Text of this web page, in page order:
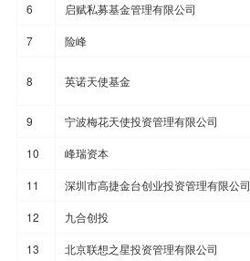
6 启赋私募基金管理有限公司
7 险峰
8 英诺天使基金
9 宁波梅花天使投资管理有限公司
10 峰瑞资本
11 深圳市高捷金台创业投资管理有限公司
12 九合创投
13 北京联想之星投资管理有限公司